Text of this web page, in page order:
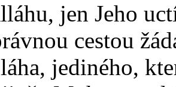
jen Jeho
cestou
jediného,